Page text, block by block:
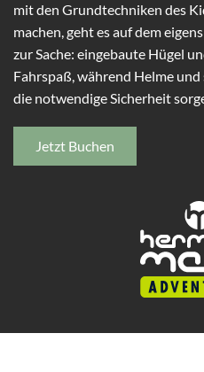
mit den Grundtechniken des
machen, geht es auf dem
zur Sache: eingebaute Hügel
Fahrspaß, während Helme
die notwendige Sicherheit
Jetzt Buchen